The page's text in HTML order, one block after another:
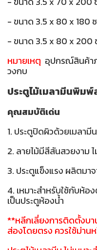
- ขนาด 3.5 x 80 x 180
- ขนาด 3.5 x 80 x 200
หมายเหตุ อุปกรณ์สินค้า
วงกบ
ประตูไม้เมลามีนพิมพ์
คุณสมบัติเด่น
1. ประตูปิดผิวด้วยเมลา
2. ลายไม้มีสีสันสวยงาม
3. ประตูแข็งแรง ผลิตมา
4. เหมาะสำหรับใช้กับห้อ
เป็นประตูห้องน้ำ
**หลีกเลี่ยงการติดตั้งบ
ส่องโดยตรง ควรใช้ม่า